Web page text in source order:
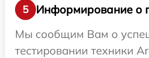
5
Информирование о
Мы сообщим Вам о
тестировании техники